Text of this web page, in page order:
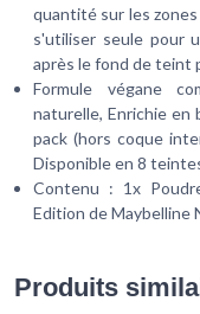
quantité sur les
s'utiliser seule pour
après le fond de teint
Formule végane
naturelle, Enrichie en
pack (hors coque
Disponible en 8
Contenu : 1x
Edition de Maybelline
Produits